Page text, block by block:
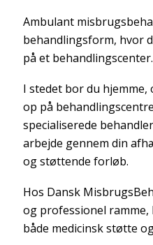
Ambulant
behandlingsform, hvor
på et behandlingscenter.
I stedet bor du
op på
specialiserede
arbejde gennem din
og støttende forløb.
Hos Dansk
og professionel
både medicinsk støtte